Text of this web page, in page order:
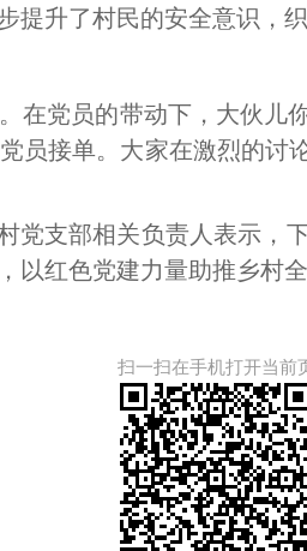
升了村民的安全意识，织
在党员的带动下，大伙
员接单。大家在激烈的讨
党支部相关负责人表示
红色党建力量助推乡村全
扫一扫在手机打开当前